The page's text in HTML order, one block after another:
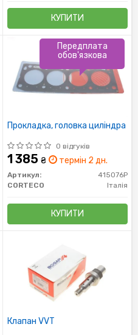
КУПИТИ
Прокладка, головка циліндра
0 відгуків
1 385 ₴ термін 2 дн.
Артикул:
415076P
CORTECO
Італія
КУПИТИ
Передплата
обов'язкова
Клапан VVT